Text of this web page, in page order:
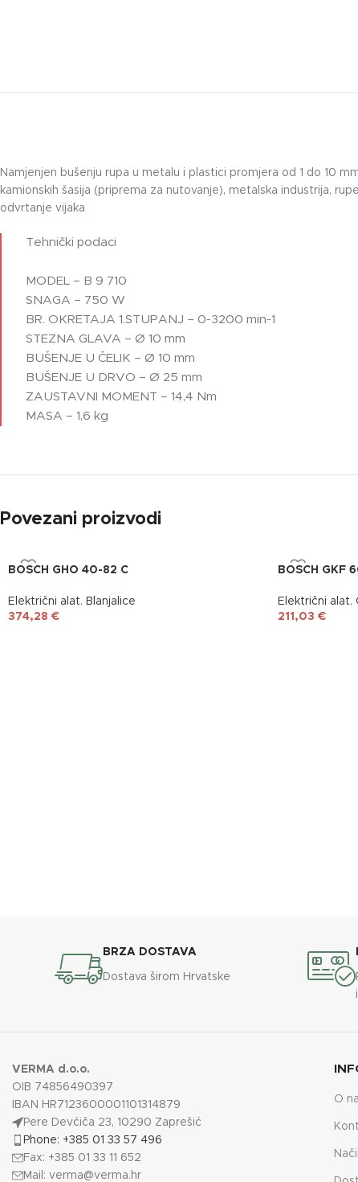
Namjenjen bušenju rupa u metalu i plastici promjera od 1 do 10
kamionskih šasija (priprema za nutovanje), metalska industrija,
odvrtanje vijaka
Tehnički podaci
MODEL – B 9 710
SNAGA – 750 W
BR. OKRETAJA 1.STUPANJ – 0-3200 min-1
STEZNA GLAVA – Ø 10 mm
BUŠENJE U ČELIK – Ø 10 mm
BUŠENJE U DRVO – Ø 25 mm
ZAUSTAVNI MOMENT – 14,4 Nm
MASA – 1,6 kg
Povezani proizvodi
BOSCH GHO 40-82 C
Električni alat, Blanjalice
374,28 €
BOSCH GKF
Električni alat,
211,03 €
BRZA DOSTAVA
Dostava širom Hrvatske
VERMA d.o.o.
OIB 74856490397
IBAN HR7123600001101314879
Pere Devćiča 23, 10290 Zaprešić
Phone: +385 01 33 57 496
Fax: +385 01 33 11 652
Mail: verma@verma.hr
O